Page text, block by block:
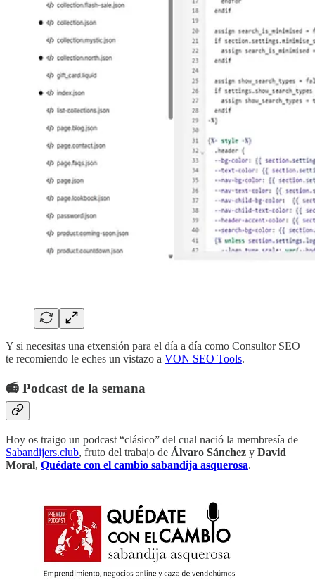
Y si necesitas una etxensión para el día a día como Consultor SEO
te recomiendo le eches un vistazo a VON SEO Tools.
📻 Podcast de la semana
Hoy os traigo un podcast “clásico” del cual nació la membresía de
Sabandijers.club, fruto del trabajo de Álvaro Sánchez y David
Moral, Quédate con el cambio sabandija asquerosa.